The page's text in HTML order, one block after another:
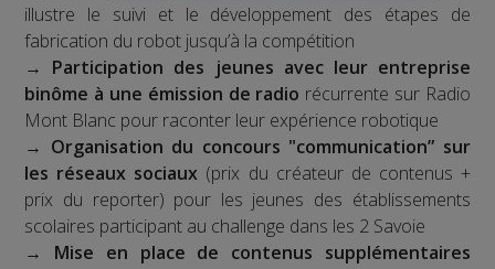
illustre le suivi et le développement des étapes de
fabrication du robot jusqu’à la compétition
→ Participation des jeunes avec leur entreprise
binôme à une émission de radio récurrente sur Radio
Mont Blanc pour raconter leur expérience robotique
→ Organisation du concours "communication” sur
les réseaux sociaux (prix du créateur de contenus +
prix du reporter) pour les jeunes des établissements
scolaires participant au challenge dans les 2 Savoie
→ Mise en place de contenus supplémentaires